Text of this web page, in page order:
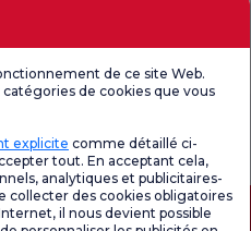
de
satisfaction sur
les promotions
de ce site Web.
de cookies que vous
explicite comme détaillé ci-
tout. En acceptant cela,
analytiques et publicitaires-
collecter des cookies obligatoires
il nous devient possible